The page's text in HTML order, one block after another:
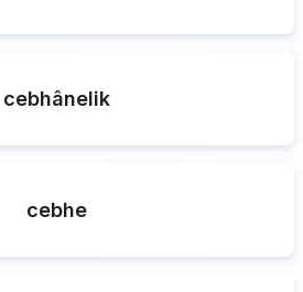
cebhânelik
cebhe